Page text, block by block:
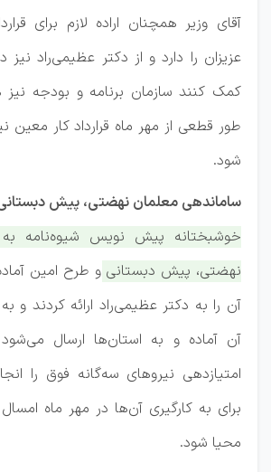
آقای وزیر همچنان اراده لازم برای
عزیزان را دارد و از دکتر عظیمی‌‌راد
کمک کنند سازمان برنامه و بودجه
طور قطعی از مهر ماه قرارداد کار معین
شود.
ساماندهی معلمان نهضتی، پیش
خوشبختانه پیش نویس شیوه‌نامه به
نهضتی، پیش دبستانی و طرح امین
آن را به دکتر عظیمی‌‌راد ارائه کردند و
آن آماده و به استان‌ها ارسال می‌شود
امتیازدهی نیروهای سه‌گانه فوق را
برای به کارگیری آن‌ها در مهر ماه
محیا شود.